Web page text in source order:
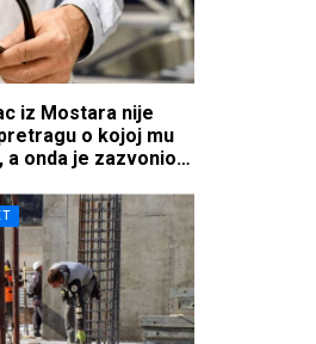
iz Mostara nije
o kojoj mu
onda je zazvonio